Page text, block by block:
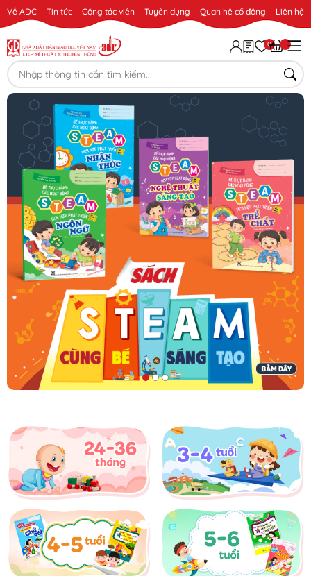
Về ADC Tin tức Cộng tác viên Tuyển dụng Quan hệ cổ đông Liên hệ
0